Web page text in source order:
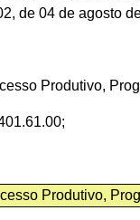
de 04 de agosto
Produtivo,
Produtivo,